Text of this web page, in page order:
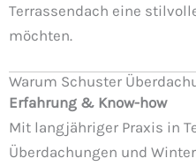
Terrassendach eine
möchten.
Warum Schuster
Erfahrung & Know-how
Mit langjähriger Praxis in
Überdachungen und